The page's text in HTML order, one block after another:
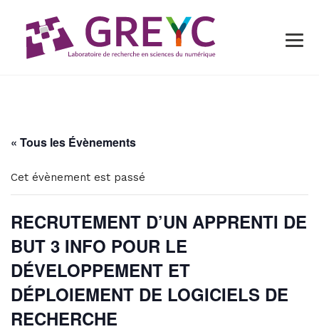
« Tous les Évènements
Cet évènement est passé
RECRUTEMENT D’UN APPRENTI DE
BUT 3 INFO POUR LE
DÉVELOPPEMENT ET
DÉPLOIEMENT DE LOGICIELS DE
RECHERCHE